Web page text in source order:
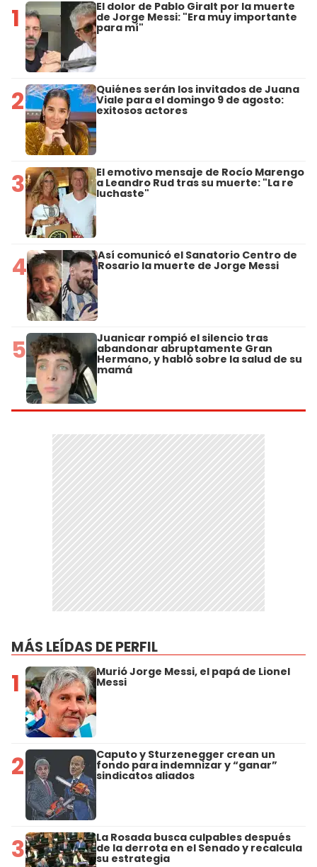
1 El dolor de Pablo Giralt por la muerte
de Jorge Messi: "Era muy importante
para mí"
2 Quiénes serán los invitados de Juana
Viale para el domingo 9 de agosto:
exitosos actores
3 El emotivo mensaje de Rocío Marengo
a Leandro Rud tras su muerte: "La re
luchaste"
4 Así comunicó el Sanatorio Centro de
Rosario la muerte de Jorge Messi
5 Juanicar rompió el silencio tras
abandonar abruptamente Gran
Hermano, y habló sobre la salud de su
mamá
MÁS LEÍDAS DE PERFIL
1 Murió Jorge Messi, el papá de Lionel
Messi
2 Caputo y Sturzenegger crean un
fondo para indemnizar y “ganar”
sindicatos aliados
3 La Rosada busca culpables después
de la derrota en el Senado y recalcula
su estrategia